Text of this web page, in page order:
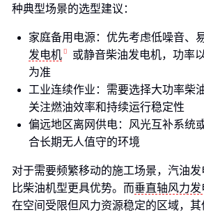
种典型场景的选型建议：
家庭备用电源：优先考虑低噪音、
发电机
或静音柴油发电机，功率
为准
工业连续作业：需要选择大功率柴
关注燃油效率和持续运行稳定性
偏远地区离网供电：风光互补系统
合长期无人值守的环境
对于需要频繁移动的施工场景，汽油
比柴油机型更具优势。而垂直轴风力发
在空间受限但风力资源稳定的区域，